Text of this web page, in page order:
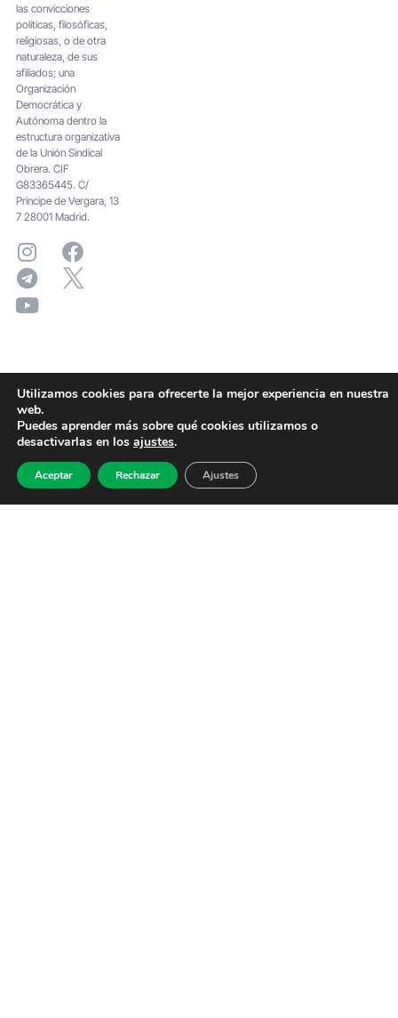
las convicciones
políticas, filosóficas,
religiosas, o de otra
naturaleza, de sus
afiliados; una
Organización
Democrática y
Autónoma dentro la
estructura organizativa
de la Unión Sindical
Obrera. CIF
G83365445. C/
Principe de Vergara, 13
7 28001 Madrid.
Utilizamos cookies para ofrecerte la mejor experiencia en nuestra
web.
Puedes aprender más sobre qué cookies utilizamos o
desactivarlas en los ajustes.
Aceptar Rechazar Ajustes